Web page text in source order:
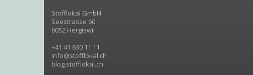
Stofflokal GmbH
Seestrasse 60
6052 Hergiswil
+41 41 630 11 11
info@stofflokal.ch
blog.stofflokal.ch